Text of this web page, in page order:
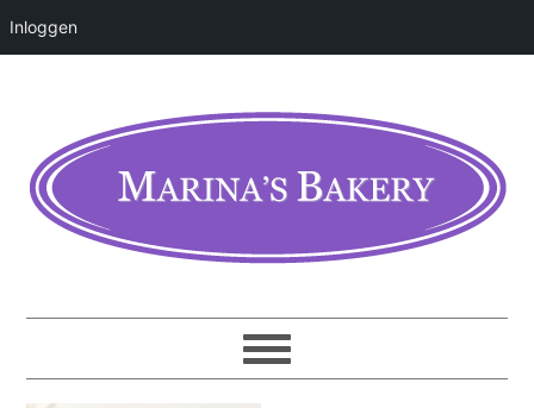
Inloggen